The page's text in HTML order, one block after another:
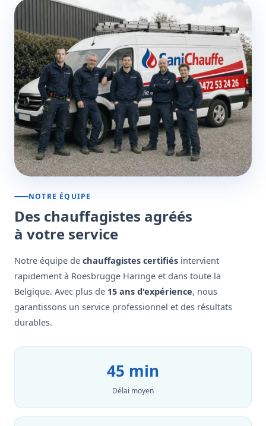
NOTRE ÉQUIPE
Des chauffagistes agréés
à votre service
Notre équipe de chauffagistes certifiés intervient
rapidement à Roesbrugge Haringe et dans toute la
Belgique. Avec plus de 15 ans d'expérience, nous
garantissons un service professionnel et des résultats
durables.
45 min
Délai moyen